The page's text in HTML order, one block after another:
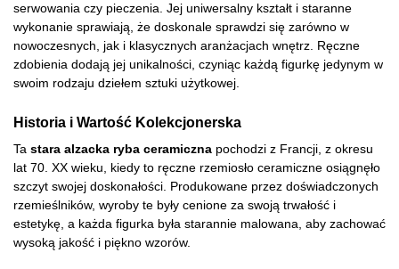
serwowania czy pieczenia. Jej uniwersalny kształt i staranne
wykonanie sprawiają, że doskonale sprawdzi się zarówno w
nowoczesnych, jak i klasycznych aranżacjach wnętrz. Ręczne
zdobienia dodają jej unikalności, czyniąc każdą figurkę jedynym w
swoim rodzaju dziełem sztuki użytkowej.
Historia i Wartość Kolekcjonerska
Ta stara alzacka ryba ceramiczna pochodzi z Francji, z okresu
lat 70. XX wieku, kiedy to ręczne rzemiosło ceramiczne osiągnęło
szczyt swojej doskonałości. Produkowane przez doświadczonych
rzemieślników, wyroby te były cenione za swoją trwałość i
estetykę, a każda figurka była starannie malowana, aby zachować
wysoką jakość i piękno wzorów.